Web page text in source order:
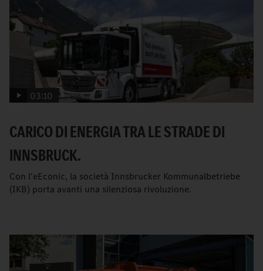
03:10
CARICO DI ENERGIA TRA LE STRADE DI
INNSBRUCK.
Con l'eEconic, la società Innsbrucker Kommunalbetriebe
(IKB) porta avanti una silenziosa rivoluzione.